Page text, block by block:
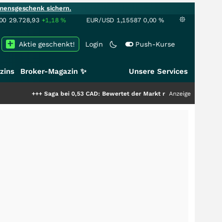
sichern.
29.728,93 +1,18% EUR/USD 1,15587 0,00 %
Login Push-Kurse
Aktie geschenkt!
Broker-Magazin ✨ Unsere Services
Saga bei 0,53 CAD: Bewertet der Markt noch immer nur die Hälfte der
Anzeige